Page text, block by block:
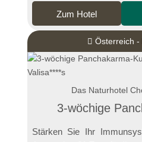
Zum Hotel
Österreich -
Das Naturhotel
3-wöchige
Stärken Sie Ihr